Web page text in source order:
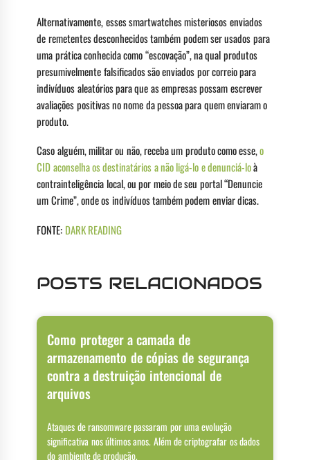
Alternativamente, esses smartwatches misteriosos enviados
de remetentes desconhecidos também podem ser usados para
uma prática conhecida como “escovação”, na qual produtos
presumivelmente falsificados são enviados por correio para
indivíduos aleatórios para que as empresas possam escrever
avaliações positivas no nome da pessoa para quem enviaram o
produto.
Caso alguém, militar ou não, receba um produto como esse,o
CID aconselha os destinatários a não ligá-lo e denunciá-loà
contrainteligência local, ou por meio de seu portal “Denuncie
um Crime”, onde os indivíduos também podem enviar dicas.
FONTE: DARK READING
POSTS RELACIONADOS
Como proteger a camada de
armazenamento de cópias de segurança
contra a destruição intencional de
arquivos
Ataques de ransomware passaram por uma evolução
significativa nos últimos anos. Além de criptografar os dados
do ambiente de produção,